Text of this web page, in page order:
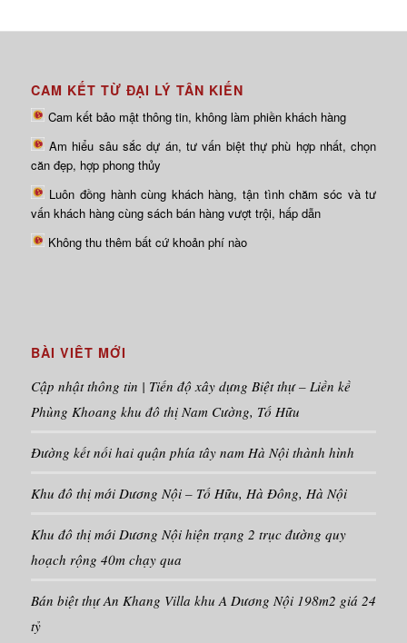
CAM KẾT TỪ ĐẠI LÝ TÂN KIẾN
Cam kết bảo mật thông tin, không làm phiền khách hàng
Am hiểu sâu sắc dự án, tư vấn biệt thự phù hợp nhất, chọn
căn đẹp, hợp phong thủy
Luôn đồng hành cùng khách hàng, tận tình chăm sóc và tư
vấn khách hàng cùng sách bán hàng vượt trội, hấp dẫn
Không thu thêm bất cứ khoản phí nào
BÀI VIÊT MỚI
Cập nhật thông tin | Tiến độ xây dựng Biệt thự – Liền kề
Phùng Khoang khu đô thị Nam Cường, Tố Hữu
Đường kết nối hai quận phía tây nam Hà Nội thành hình
Khu đô thị mới Dương Nội – Tố Hữu, Hà Đông, Hà Nội
Khu đô thị mới Dương Nội hiện trạng 2 trục đường quy
hoạch rộng 40m chạy qua
Bán biệt thự An Khang Villa khu A Dương Nội 198m2 giá 24
tỷ